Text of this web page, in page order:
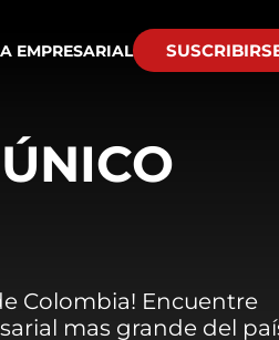
EMPRESARIAL
Colombia! Encuentre
mas grande del